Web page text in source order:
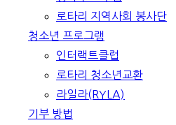
로타리 지역사회 봉사단
청소년 프로그램
인터랙트클럽
로타리 청소년교환
라일라(RYLA)
기부 방법